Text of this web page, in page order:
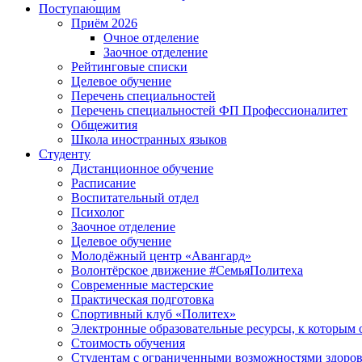
Поступающим
Приём 2026
Очное отделение
Заочное отделение
Рейтинговые списки
Целевое обучение
Перечень специальностей
Перечень специальностей ФП Профессионалитет
Общежития
Школа иностранных языков
Студенту
Дистанционное обучение
Расписание
Воспитательный отдел
Психолог
Заочное отделение
Целевое обучение
Молодёжный центр «Авангард»
Волонтёрское движение #СемьяПолитеха
Современные мастерские
Практическая подготовка
Спортивный клуб «Политех»
Электронные образовательные ресурсы, к которым
Стоимость обучения
Студентам с ограниченными возможностями